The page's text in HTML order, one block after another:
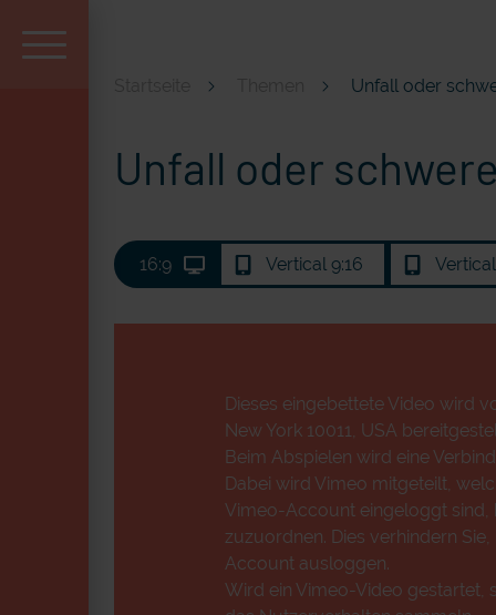
Unfall oder
Unfall oder
16:9 Vertical 9:16
Dieses eingebettete Video wird
New York 10011, USA
Beim Abspielen wird eine
Dabei wird Vimeo mitgeteilt,
Vimeo-Account eingeloggt sind,
zuzuordnen. Dies verhindern
Account ausloggen.
Wird ein Vimeo-Video gestartet,